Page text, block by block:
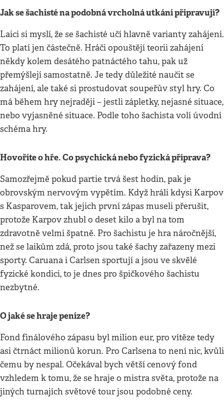
Jak se šachisté na podobná vrcholná utkání připravují?
Laici si myslí, že se šachisté učí hlavně varianty zahájení.
To platí jen částečně. Hráči opouštějí teorii zahájení
někdy kolem desátého patnáctého tahu, pak už
přemýšlejí samostatně. Je tedy důležité naučit se
zahájení, ale také si prostudovat soupeřův styl hry. Co
má během hry nejraději – jestli zápletky, nejasné situace,
nebo vyjasněné situace. Podle toho šachista volí úvodní
schéma hry.
Hovoříte o hře. Co psychická nebo fyzická příprava?
Samozřejmě pokud partie trvá šest hodin, pak je
obrovským nervovým vypětím. Když hráli kdysi Karpov
s Kasparovem, tak jejich první zápas museli přerušit,
protože Karpov zhubl o deset kilo a byl na tom
zdravotně velmi špatně. Pro šachistu je hra náročnější,
než se laikům zdá, proto jsou také šachy zařazeny mezi
sporty. Caruana i Carlsen sportují a jsou ve skvělé
fyzické kondici, to je dnes pro špičkového šachistu
nezbytné.
O jaké se hraje peníze?
Fond finálového zápasu byl milion eur, pro vítěze tedy
asi čtrnáct milionů korun. Pro Carlsena to není nic, kvůli
čemu by nespal. Očekával bych větší cenový fond
vzhledem k tomu, že se hraje o mistra světa, protože na
jiných turnajích světové tour jsou podobné ceny.